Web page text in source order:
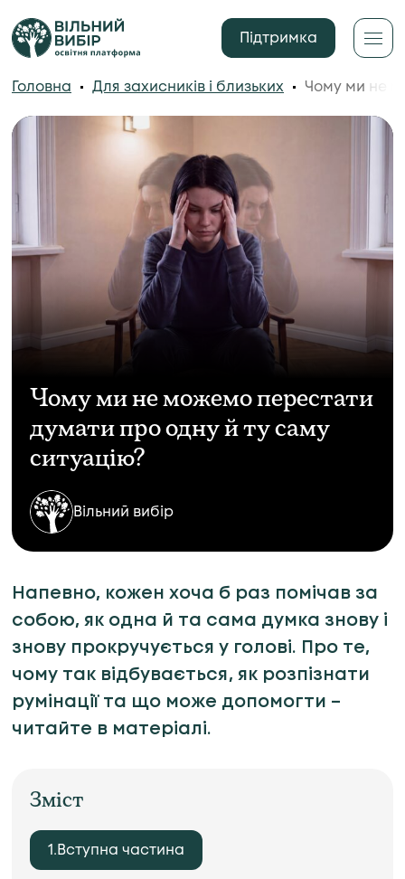
Підтримка
Головна Для захисників і близьких Чому ми не
Чому ми не можемо перестати
думати про одну й ту саму
ситуацію?
Вільний вибір
Напевно, кожен хоча б раз помічав за
собою, як одна й та сама думка знову і
знову прокручується у голові. Про те,
чому так відбувається, як розпізнати
румінації та що може допомогти –
читайте в матеріалі.
Зміст
Вступна частина